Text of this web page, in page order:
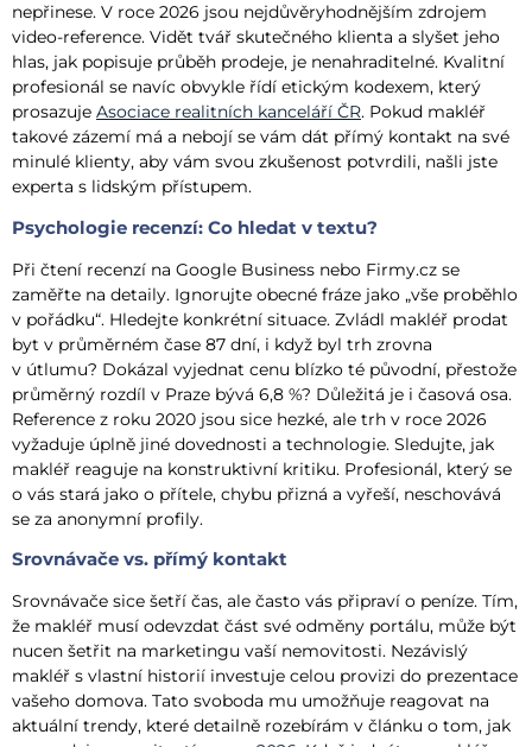
nepřinese. V roce 2026 jsou nejdůvěryhodnějším zdrojem
video-reference. Vidět tvář skutečného klienta a slyšet jeho
hlas, jak popisuje průběh prodeje, je nenahraditelné. Kvalitní
profesionál se navíc obvykle řídí etickým kodexem, který
prosazuje Asociace realitních kanceláří ČR. Pokud makléř
takové zázemí má a nebojí se vám dát přímý kontakt na své
minulé klienty, aby vám svou zkušenost potvrdili, našli jste
experta s lidským přístupem.
Psychologie recenzí: Co hledat v textu?
Při čtení recenzí na Google Business nebo Firmy.cz se
zaměřte na detaily. Ignorujte obecné fráze jako „vše proběhlo
v pořádku“. Hledejte konkrétní situace. Zvládl makléř prodat
byt v průměrném čase 87 dní, i když byl trh zrovna
v útlumu? Dokázal vyjednat cenu blízko té původní, přestože
průměrný rozdíl v Praze bývá 6,8 %? Důležitá je i časová osa.
Reference z roku 2020 jsou sice hezké, ale trh v roce 2026
vyžaduje úplně jiné dovednosti a technologie. Sledujte, jak
makléř reaguje na konstruktivní kritiku. Profesionál, který se
o vás stará jako o přítele, chybu přizná a vyřeší, neschovává
se za anonymní profily.
Srovnávače vs. přímý kontakt
Srovnávače sice šetří čas, ale často vás připraví o peníze. Tím,
že makléř musí odevzdat část své odměny portálu, může být
nucen šetřit na marketingu vaší nemovitosti. Nezávislý
makléř s vlastní historií investuje celou provizi do prezentace
vašeho domova. Tato svoboda mu umožňuje reagovat na
aktuální trendy, které detailně rozebírám v článku o tom, jak